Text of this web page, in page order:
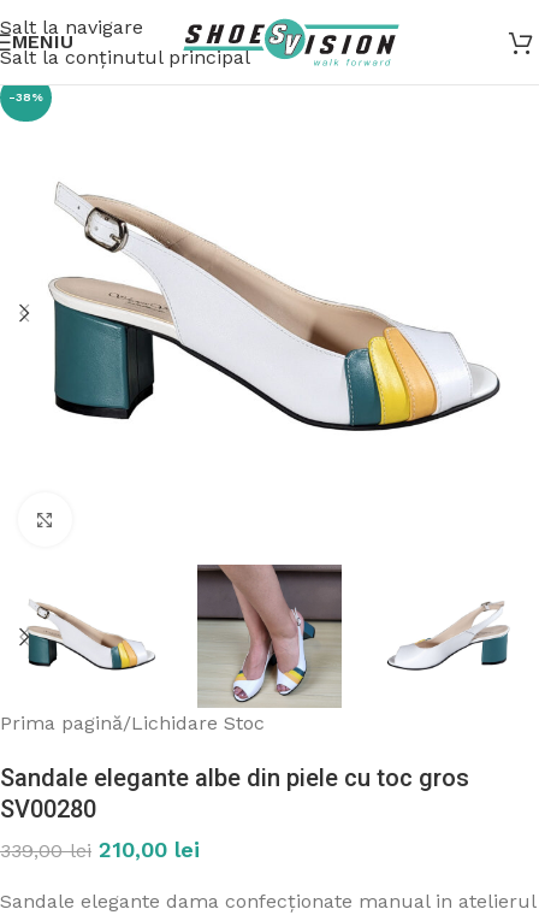
Salt la navigare
Salt la conținutul principal
MENIU
-38%
Prima pagină/Lichidare Stoc
Sandale elegante albe din piele cu toc gros
SV00280
339,00lei 210,00 lei
Sandale elegante dama confecționate manual in atelierul